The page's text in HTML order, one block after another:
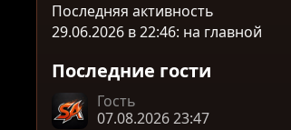
Последняя активность
29.06.2026 в 22:46: на главной
Последние гости
Гость
07.08.2026 23:47